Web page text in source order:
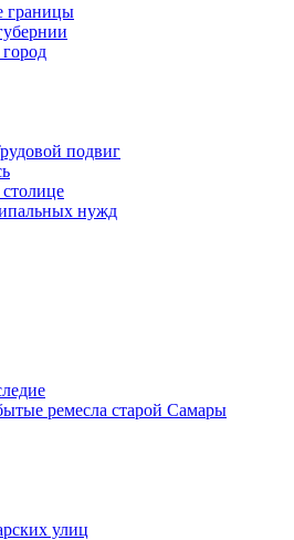
границы
подвиг
нужд
ремесла старой Самары
улиц